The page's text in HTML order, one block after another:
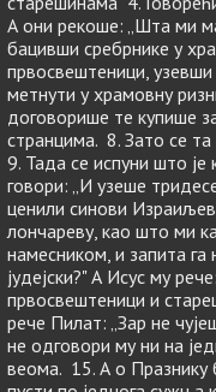
А они рекоше: „Шта ми
бацивши сребрнике у
првосвештеници,
метнути у храмовну
договорише те купише
странцима. 8. Зато се
9. Тада се испуни што је
говори: „И узеше
ценили синови
лончареву, као што ми
намесником, и запита га
јудејски?" А Исус му
првосвештеници и
рече Пилат: „Зар не
не одговори му ни на
веома. 15. А о Празнику